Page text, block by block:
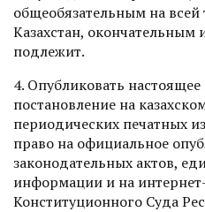
общеобязательным на
Казахстан,
подлежит.
4. Опубликовать
постановление на
периодических печатных
право на официальное
законодательных актов,
информации и на
Конституционного Суда